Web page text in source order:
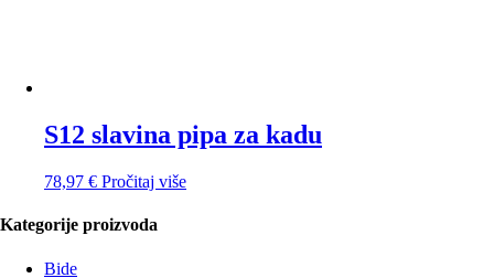
S12 slavina pipa za kadu
78,97 € Pročitaj više
Kategorije proizvoda
Bide